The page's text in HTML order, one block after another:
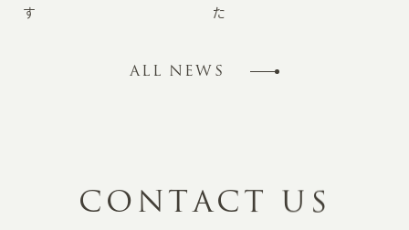
す
た
ALL NEWS
CONTACT US